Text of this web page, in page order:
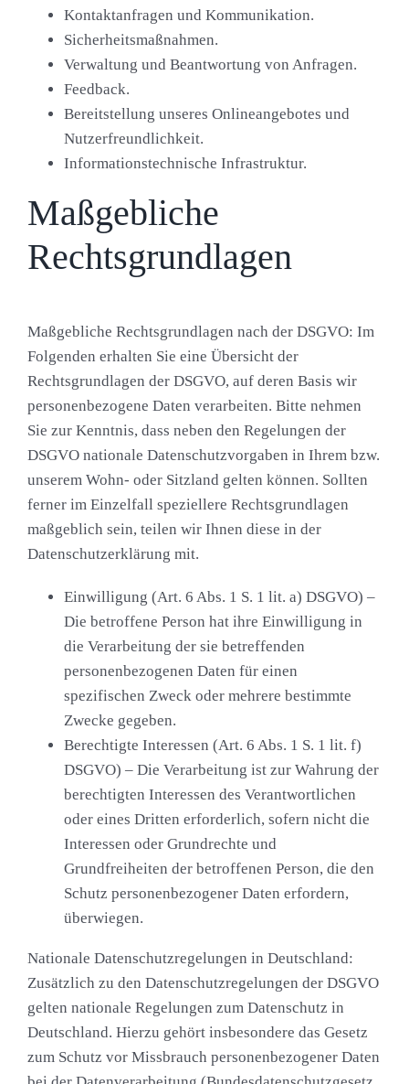
Kontaktanfragen und Kommunikation.
Sicherheitsmaßnahmen.
Verwaltung und Beantwortung von Anfragen.
Feedback.
Bereitstellung unseres Onlineangebotes und
Nutzerfreundlichkeit.
Informationstechnische Infrastruktur.
Maßgebliche
Rechtsgrundlagen
Maßgebliche Rechtsgrundlagen nach der DSGVO: Im
Folgenden erhalten Sie eine Übersicht der
Rechtsgrundlagen der DSGVO, auf deren Basis wir
personenbezogene Daten verarbeiten. Bitte nehmen
Sie zur Kenntnis, dass neben den Regelungen der
DSGVO nationale Datenschutzvorgaben in Ihrem bzw.
unserem Wohn- oder Sitzland gelten können. Sollten
ferner im Einzelfall speziellere Rechtsgrundlagen
maßgeblich sein, teilen wir Ihnen diese in der
Datenschutzerklärung mit.
Einwilligung (Art. 6 Abs. 1 S. 1 lit. a) DSGVO) –
Die betroffene Person hat ihre Einwilligung in
die Verarbeitung der sie betreffenden
personenbezogenen Daten für einen
spezifischen Zweck oder mehrere bestimmte
Zwecke gegeben.
Berechtigte Interessen (Art. 6 Abs. 1 S. 1 lit. f)
DSGVO) – Die Verarbeitung ist zur Wahrung der
berechtigten Interessen des Verantwortlichen
oder eines Dritten erforderlich, sofern nicht die
Interessen oder Grundrechte und
Grundfreiheiten der betroffenen Person, die den
Schutz personenbezogener Daten erfordern,
überwiegen.
Nationale Datenschutzregelungen in Deutschland:
Zusätzlich zu den Datenschutzregelungen der DSGVO
gelten nationale Regelungen zum Datenschutz in
Deutschland. Hierzu gehört insbesondere das Gesetz
zum Schutz vor Missbrauch personenbezogener Daten